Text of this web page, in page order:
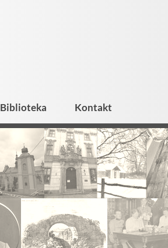
Biblioteka Kontakt